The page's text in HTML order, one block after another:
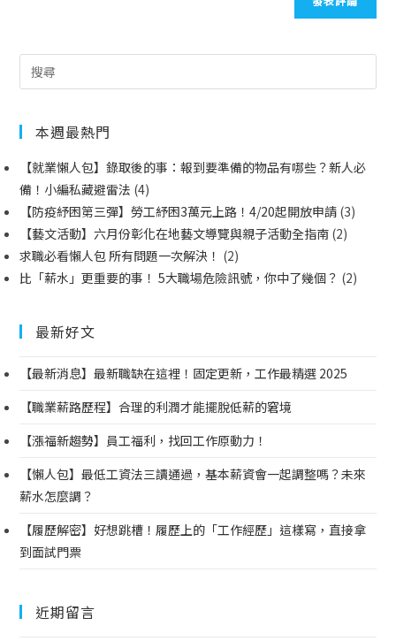
本週最熱門
【就業懶人包】錄取後的事：報到要準備的物品有哪些？新人必
備！小編私藏避雷法 (4)
【防疫紓困第三彈】勞工紓困3萬元上路！4/20起開放申請 (3)
【藝文活動】六月份彰化在地藝文導覽與親子活動全指南 (2)
求職必看懶人包 所有問題一次解決！ (2)
比「薪水」更重要的事！ 5大職場危險訊號，你中了幾個？ (2)
最新好文
【最新消息】最新職缺在這裡！固定更新，工作最精選 2025
【職業薪路歷程】合理的利潤才能擺脫低薪的窘境
【漲福新趨勢】員工福利，找回工作原動力！
【懶人包】最低工資法三讀通過，基本薪資會一起調整嗎？未來
薪水怎麼調？
【履歷解密】好想跳槽！履歷上的「工作經歷」這樣寫，直接拿
到面試門票
近期留言